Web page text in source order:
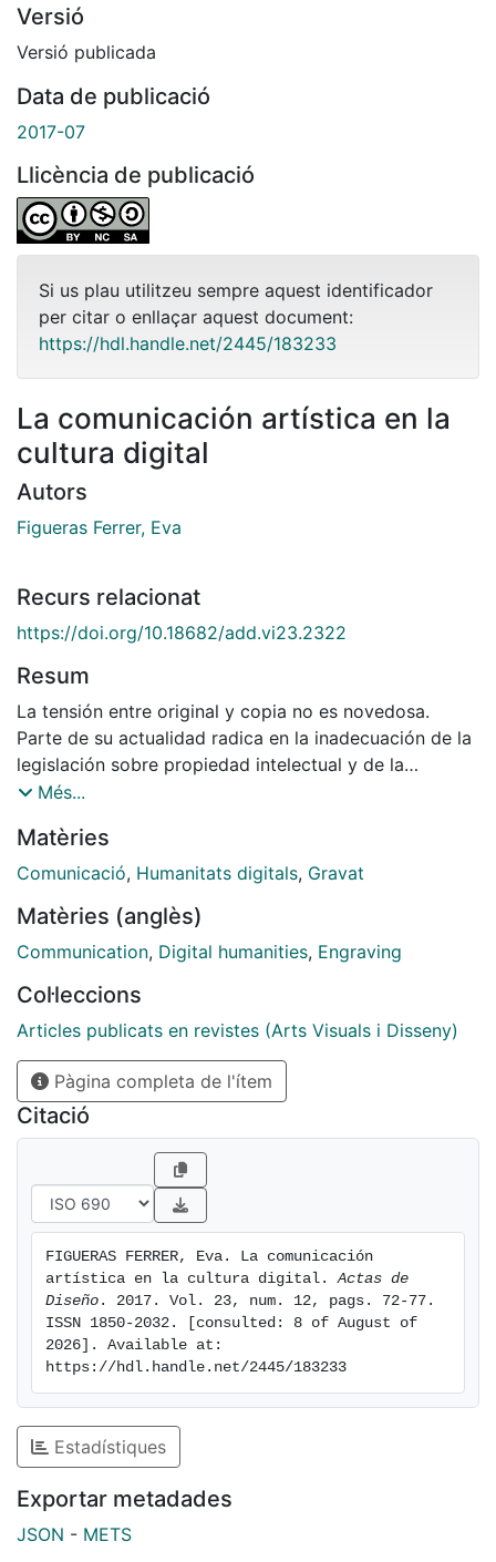
Versió
Versió publicada
Data de publicació
2017-07
Llicència de publicació
Si us plau utilitzeu sempre aquest identificador
per citar o enllaçar aquest document:
https://hdl.handle.net/2445/183233
La comunicación artística en la
cultura digital
Autors
Figueras Ferrer, Eva
Recurs relacionat
https://doi.org/10.18682/add.vi23.2322
Resum
La tensión entre original y copia no es novedosa.
Parte de su actualidad radica en la inadecuación de la
legislación sobre propiedad intelectual y de la
estructura de algunas industrias culturales a la realidad
ponderan otras presuntas disyuntivas, como el
creciente peso de lo virtual en el espacio
creación-producción-difusión-legitimación artística. La
reflexión sobre los profundos cambios que supone la
artística aporta indicaciones sobre qué ingredientes
integran la originalidad en el siglo XXI.
Més...
Matèries
Comunicació, Humanitats digitals, Gravat
Matèries (anglès)
Communication, Digital humanities, Engraving
Col·leccions
Articles publicats en revistes (Arts Visuals i Disseny)
Pàgina completa de l'ítem
Citació
FIGUERAS FERRER, Eva. La comunicación
artística en la cultura digital. Actas de
Diseño . 2017. Vol. 23, num. 12, pags. 72-77.
ISSN 1850-2032. [consulted: 8 of August of
2026]. Available at:
https://hdl.handle.net/2445/183233
Estadístiques
Exportar metadades
JSON - METS